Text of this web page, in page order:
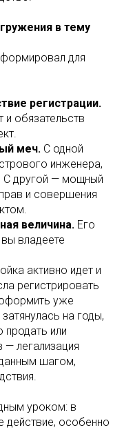
в тему
для
регистрации.
и обязательств
меч. С одной
инженера,
С другой — мощный
и совершения
величина. Его
вы владеете
активно идет и
регистрировать
уже
на годы,
или
— легализация
шагом,
уроком: в
особенно